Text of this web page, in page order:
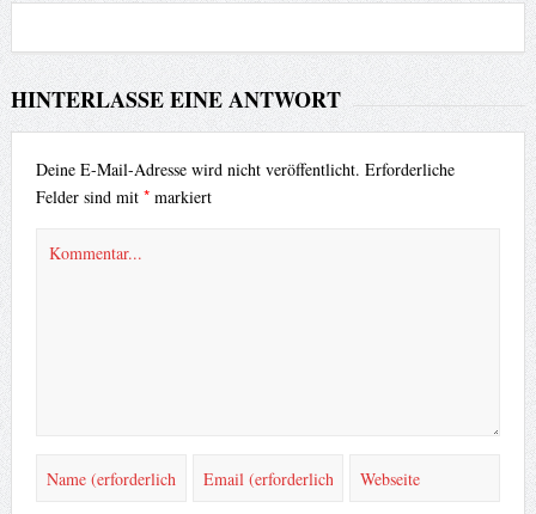
HINTERLASSE EINE ANTWORT
Deine E-Mail-Adresse wird nicht veröffentlicht. Erforderliche
Felder sind mit *markiert